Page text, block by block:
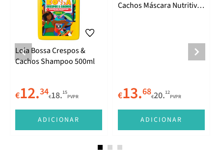
Lola Bossa Crespos &
Cachos Shampoo 500ml
€12.34€18.15
PVPR
ADICIONAR
Cachos Máscara Nutritiva
€13.68€20.12
PVPR
ADICIONAR